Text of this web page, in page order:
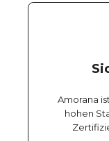
Amorana
hohen